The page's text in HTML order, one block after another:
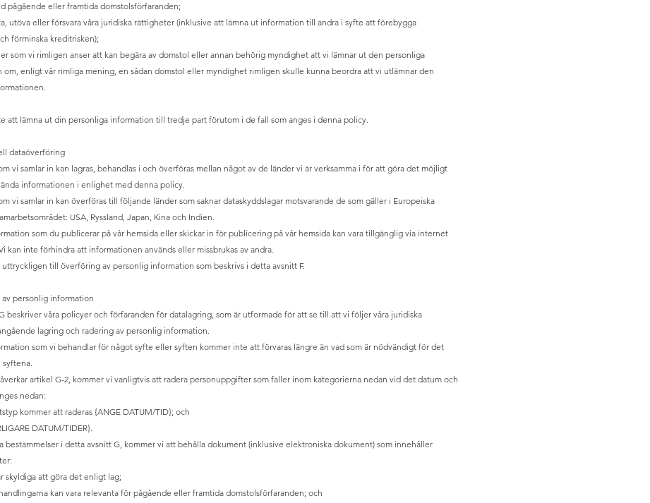
pågående eller framtida domstolsförfaranden;
utöva eller försvara våra juridiska rättigheter (inklusive att lämna ut information till andra i syfte att förebygga
förminska kreditrisken);
som vi rimligen anser att kan begära av domstol eller annan behörig myndighet att vi lämnar ut den personliga
om, enligt vår rimliga mening, en sådan domstol eller myndighet rimligen skulle kunna beordra att vi utlämnar den
att lämna ut din personliga information till tredje part förutom i de fall som anges i denna policy.
dataöverföring
vi samlar in kan lagras, behandlas i och överföras mellan något av de länder vi är verksamma i för att göra det möjligt
informationen i enlighet med denna policy.
vi samlar in kan överföras till följande länder som saknar dataskyddslagar motsvarande de som gäller i Europeiska
USA, Ryssland, Japan, Kina och Indien.
som du publicerar på vår hemsida eller skickar in för publicering på vår hemsida kan vara tillgänglig via internet
kan inte förhindra att informationen används eller missbrukas av andra.
uttryckligen till överföring av personlig information som beskrivs i detta avsnitt F.
av personlig information
beskriver våra policyer och förfaranden för datalagring, som är utformade för att se till att vi följer våra juridiska
lagring och radering av personlig information.
som vi behandlar för något syfte eller syften kommer inte att förvaras längre än vad som är nödvändigt för det
artikel G-2, kommer vi vanligtvis att radera personuppgifter som faller inom kategorierna nedan vid det datum och
nedan:
kommer att raderas {ANGE DATUM/TID}; och
DATUM/TIDER}.
bestämmelser i detta avsnitt G, kommer vi att behålla dokument (inklusive elektroniska dokument) som innehåller
skyldiga att göra det enligt lag;
kan vara relevanta för pågående eller framtida domstolsförfaranden; och